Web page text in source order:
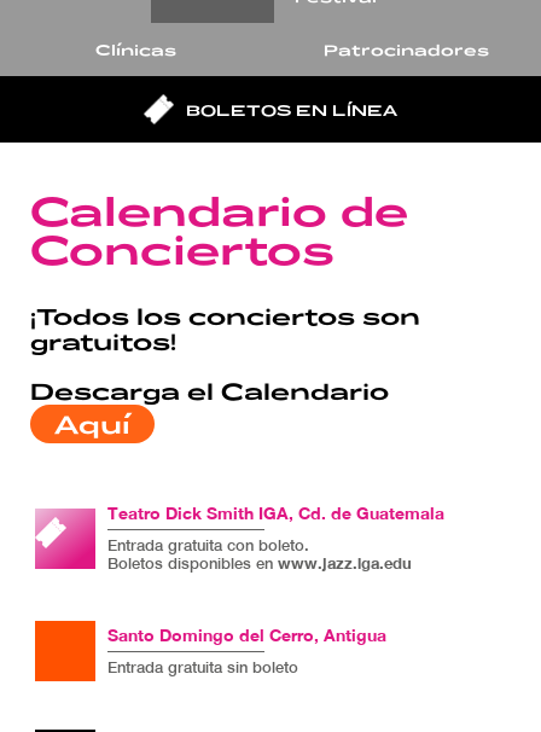
Clínicas Patrocinadores
BOLETOS EN LÍNEA
Calendario de
Conciertos
¡Todos los conciertos son
gratuitos!
Descarga el Calendario
Aquí
Teatro Dick Smith IGA, Cd. de Guatemala
Entrada gratuita con boleto.
Boletos disponibles en www.jazz.iga.edu
Santo Domingo del Cerro, Antigua
Entrada gratuita sin boleto